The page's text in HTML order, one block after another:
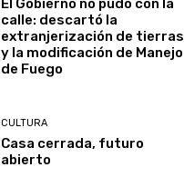
El Gobierno no pudo con la
calle: descartó la
extranjerización de tierras
y la modificación de Manejo
de Fuego
CULTURA
Casa cerrada, futuro
abierto